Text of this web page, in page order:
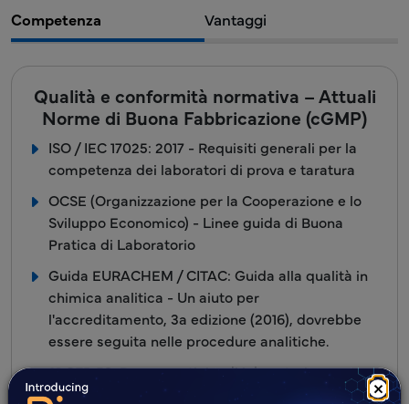
×
Competenza Vantaggi
Qualità e conformità normativa – Attuali
Norme di Buona Fabbricazione (cGMP)
ISO / IEC 17025: 2017 - Requisiti generali per la
competenza dei laboratori di prova e taratura
OCSE (Organizzazione per la Cooperazione e lo
Sviluppo Economico) - Linee guida di Buona
Pratica di Laboratorio
Guida EURACHEM / CITAC: Guida alla qualità in
chimica analitica - Un aiuto per
l'accreditamento, 3a edizione (2016), dovrebbe
essere seguita nelle procedure analitiche.
21 CFR 58: Buone pratiche di laboratorio per
studi di laboratorio non clinici